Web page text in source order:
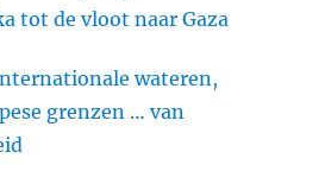
tot de vloot naar Gaza
wateren,
grenzen … van